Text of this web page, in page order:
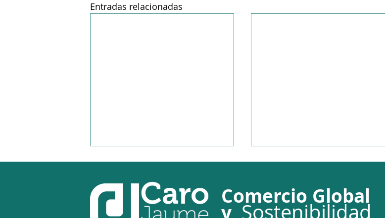
Entradas relacionadas
Comercio Global
y Sostenibilidad